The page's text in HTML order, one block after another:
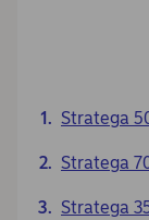
Stratega
Stratega
Stratega